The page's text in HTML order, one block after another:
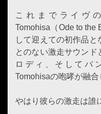
これまでライヴ
Tomohisa（Ode to the
して迎えての初作品と
とのない激走サウンド
ロディ、そしてバ
Tomohisaの咆哮が融合
やはり彼らの激走は誰